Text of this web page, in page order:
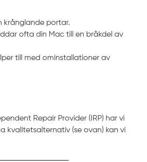
krånglande portar.
ofta din Mac till en bråkdel av
till med ominstallationer av
Repair Provider (IRP) har vi
kvalitetsalternativ (se ovan) kan vi